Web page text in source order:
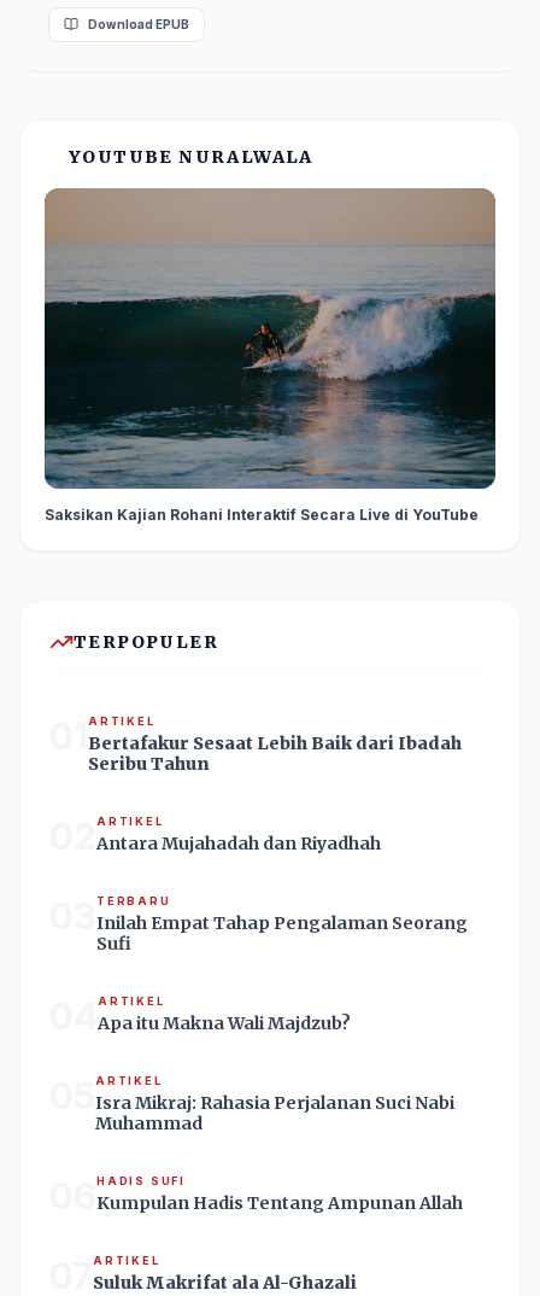
Download EPUB
YOUTUBE NURALWALA
Saksikan Kajian Rohani Interaktif Secara Live di YouTube
TERPOPULER
ARTIKEL
Bertafakur Sesaat Lebih Baik dari Ibadah
Seribu Tahun
ARTIKEL
Antara Mujahadah dan Riyadhah
TERBARU
Inilah Empat Tahap Pengalaman Seorang
Sufi
ARTIKEL
Apa itu Makna Wali Majdzub?
ARTIKEL
Isra Mikraj: Rahasia Perjalanan Suci Nabi
Muhammad
HADIS SUFI
Kumpulan Hadis Tentang Ampunan Allah
ARTIKEL
Suluk Makrifat ala Al-Ghazali